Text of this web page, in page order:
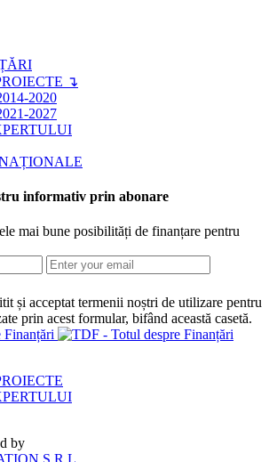
↴
2020
2027
informativ prin abonare
mai bune posibilități de finanțare pentru
și acceptat termenii noștri de utilizare pentru
prin acest formular, bifând această casetă.
by